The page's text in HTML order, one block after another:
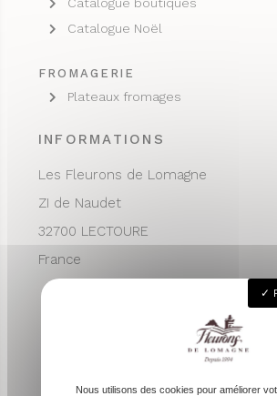
INFORMATIONS
Les Fleurons de Lomagne
ZI de Naudet
32700 LECTOURE
France
Catalogue Noël
FROMAGERIE
Plateaux fromages
Nous utilisons des cookies pour améliorer